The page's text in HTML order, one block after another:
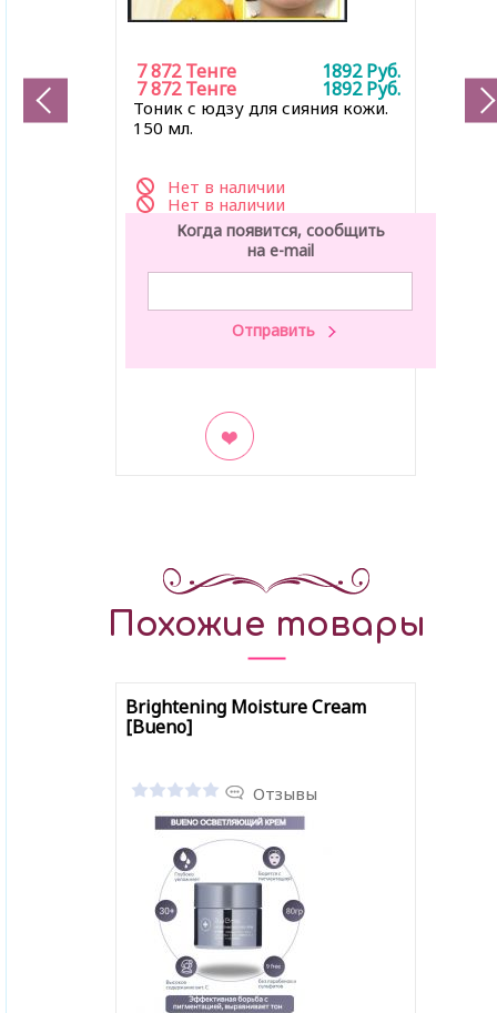
Тоник с юдзу для сияния кожи.
150 мл.
Нет в наличии
7 872 Тенге 1892Руб.
Нет в наличии
7 872 Тенге 1892Руб.
Когда появится, сообщить
на e-mail
Похожие товары
Brightening Moisture Cream
[Bueno]
Отзывы